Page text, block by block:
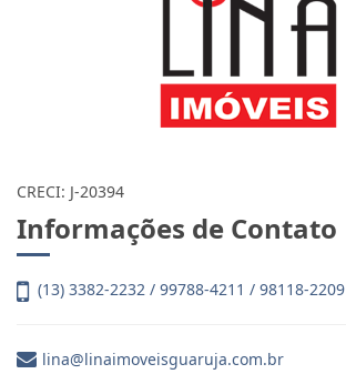
CRECI: J-20394
Informações de Contato
(13) 3382-2232 / 99788-4211 / 98118-2209
lina@linaimoveisguaruja.com.br